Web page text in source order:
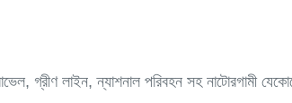
গ্রীণ লাইন, ন্যাশনাল পরিবহন সহ নাটোরগামী